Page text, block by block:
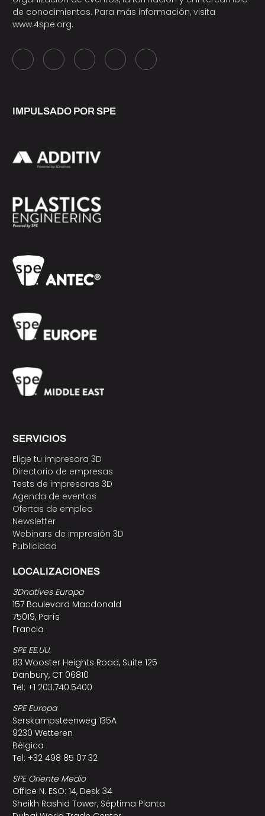
de conocimientos. Para más información, visita
www.4spe.org.
IMPULSADO POR SPE
SERVICIOS
Elige tu impresora 3D
Directorio de empresas
Tests de impresoras 3D
Agenda de eventos
Ofertas de empleo
Newsletter
Webinars de impresión 3D
Publicidad
LOCALIZACIONES
3Dnatives Europa
157 Boulevard Macdonald
75019, París
Francia
SPE EE.UU.
83 Wooster Heights Road, Suite 125
Danbury, CT 06810
Tel: +1 203.740.5400
SPE Europa
Serskampsteenweg 135A
9230 Wetteren
Bélgica
Tel: +32 498 85 07 32
SPE Oriente Medio
Office N. ESO: 14, Desk 34
Sheikh Rashid Tower, Séptima Planta